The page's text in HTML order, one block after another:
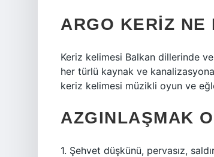
ARGO KERIZ NE
Keriz kelimesi Balkan dillerinde ve
her türlü kaynak ve
keriz kelimesi müzikli oyun ve
AZGINLAŞMAK
1. Şehvet düşkünü, pervasız,